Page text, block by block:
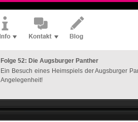
Folge 52: Die Augsburger Panther
Ein Besuch eines Heimspiels der Augsburger
Angelegenheit!